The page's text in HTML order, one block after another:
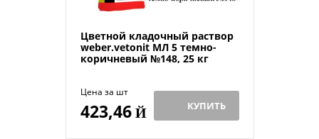
Цветной кладочный раствор
weber.vetonit МЛ 5 темно-
коричневый №148, 25 кг
Цена за шт
423,46Й КУПИТЬ